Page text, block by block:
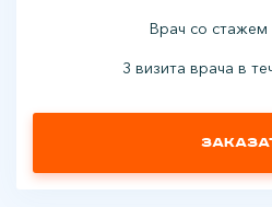
Врач со стажем
3 визита врача в